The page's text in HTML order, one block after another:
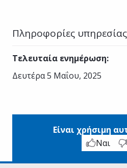
Πληροφορίες υπηρεσίας
Τελευταία ενημέρωση:
Δευτέρα 5 Μαΐου, 2025
Είναι χρήσιμη
Ναι